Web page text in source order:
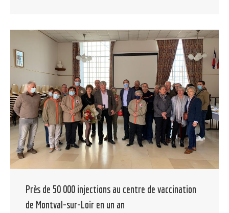
Près de 50 000 injections au centre de vaccination
de Montval-sur-Loir en un an